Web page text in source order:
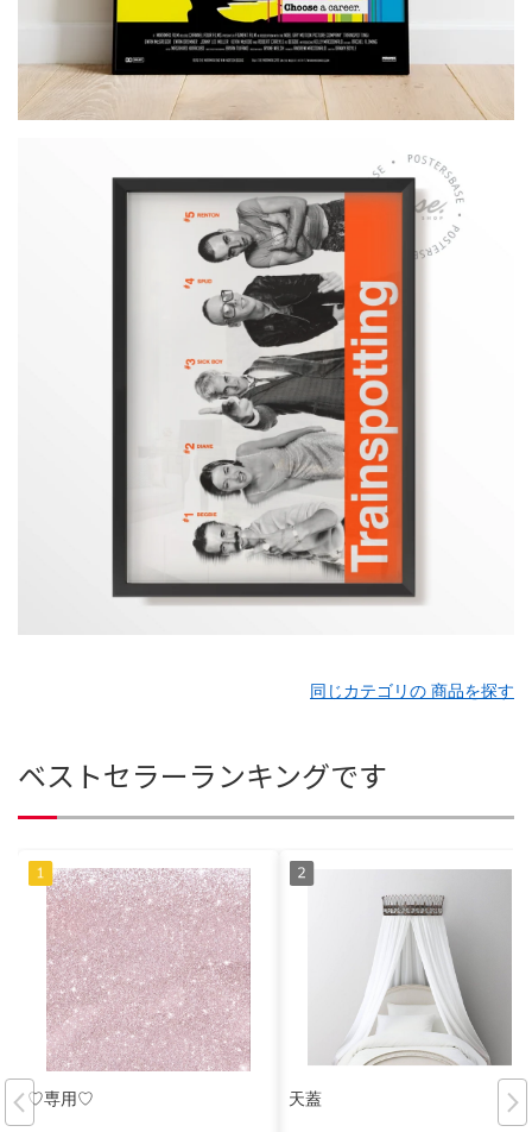
同じカテゴリの 商品を探す
ベストセラーランキングです
♡専用♡ 天蓋